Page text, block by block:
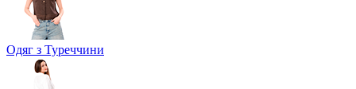
Одяг з Туреччини